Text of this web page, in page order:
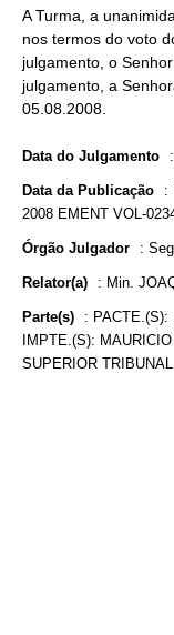
A Turma, a
nos termos do voto
julgamento, o
julgamento, a
05.08.2008.
Data do Julgamento :
Data da Publicação :
2008 EMENT VOL-
Órgão Julgador :
Relator(a) : Min.
Parte(s) : PACTE.(S):
IMPTE.(S):
SUPERIOR